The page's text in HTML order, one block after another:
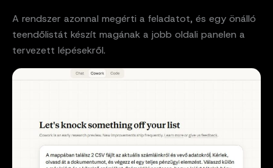
A rendszer azonnal megérti a feladatot, és egy önálló
teendőlistát készít magának a jobb oldali panelen a
tervezett lépésekről.